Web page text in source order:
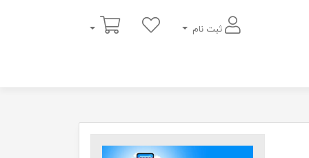
ثبت نام
سبد خرید